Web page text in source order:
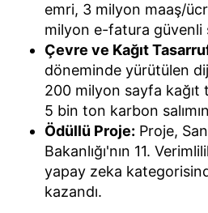
emri, 3 milyon maaş/
milyon e-fatura güvenli
Çevre ve Kağıt
döneminde yürütülen
200 milyon sayfa kağıt
5 bin ton karbon
Ödüllü Proje: Proje,
Bakanlığı'nın 11.
yapay zeka
kazandı.